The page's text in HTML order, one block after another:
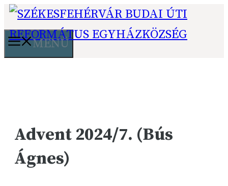
Kilépés
tartalombaMENÜ
Advent 2024/7. (Bús
Ágnes)